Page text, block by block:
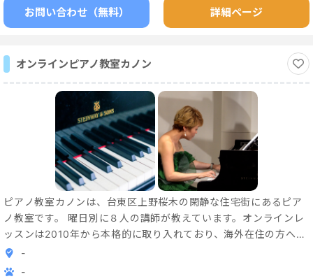
お問い合わせ（無料） 詳細ページ
オンラインピアノ教室カノン
ピアノ教室カノンは、台東区上野桜木の閑静な住宅街にあるピア
ノ教室です。 曜日別に８人の講師が教えています。オンラインレ
ッスンは2010年から本格的に取り入れており、海外在住の方への
オンラインレッスンが人気です。 個人レッスンの他に、大人のピ
アノグループレッスンも行っており、2歳からシニアの方、初心者
-
-